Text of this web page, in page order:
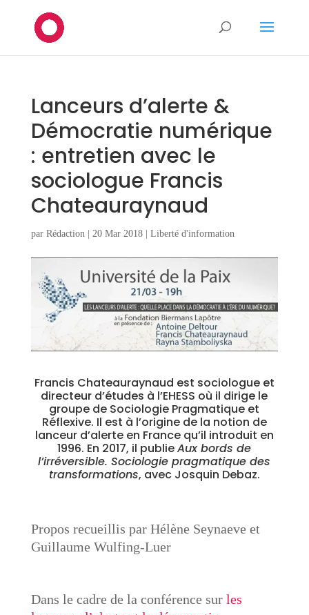
Lanceurs d’alerte &
Démocratie numérique
: entretien avec le
sociologue Francis
Chateauraynaud
par Rédaction| 20 Mar 2018| Liberté d'information
Francis Chateauraynaud est sociologue et
directeur d’études à l’EHESS où il dirige le
groupe de Sociologie Pragmatique et
Réflexive. Il est à l’origine de la notion de
lanceur d’alerte en France qu’il introduit en
1996. En 2017, il publieAux bords de
l’irréversible. Sociologie pragmatique des
transformations, avec Josquin Debaz.
Propos recueillis par Hélène Seynaeve et
Guillaume Wulfing-Luer
Dans le cadre de la conférence sur les